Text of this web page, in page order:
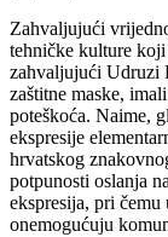
Zahvaljujući
tehničke kulture
zahvaljujući Udruzi
zaštitne maske,
poteškoća. Naime,
ekspresije
hrvatskog
potpunosti oslanja na
ekspresija, pri čemu
onemogućuju